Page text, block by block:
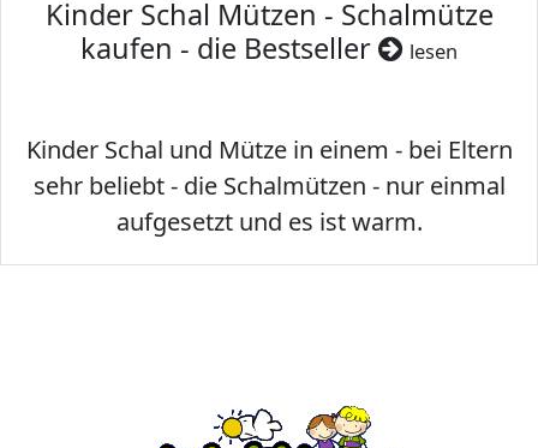
Kinder Schal Mützen - Schalmütze
kaufen - die Bestseller
lesen
Kinder Schal und Mütze in einem - bei Eltern
sehr beliebt - die Schalmützen - nur einmal
aufgesetzt und es ist warm.